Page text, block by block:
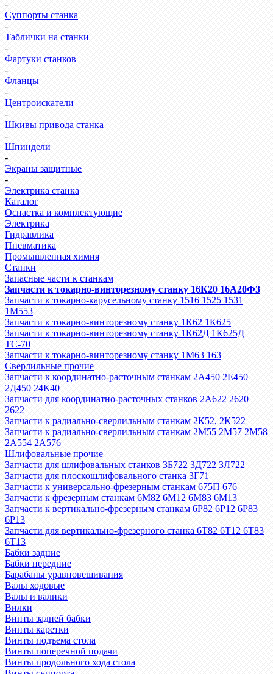
-
Суппорты станка
-
Таблички на станки
-
Фартуки станков
-
Фланцы
-
Центроискатели
-
Шкивы привода станка
-
Шпиндели
-
Экраны защитные
-
Электрика станка
Каталог
Оснастка и комплектующие
Электрика
Гидравлика
Пневматика
Промышленная химия
Станки
Запасные части к станкам
Запчасти к токарно-винторезному станку 16К20 16А20Ф3
Запчасти к токарно-карусельному станку 1516 1525 1531
1М553
Запчасти к токарно-винторезному станку 1К62 1К625
Запчасти к токарно-винторезному станку 1К62Д 1К625Д
ТС-70
Запчасти к токарно-винторезному станку 1М63 163
Сверлильные прочие
Запчасти к координатно-расточным станкам 2А450 2Е450
2Д450 24К40
Запчасти для координатно-расточных станков 2А622 2620
2622
Запчасти к радиально-сверлильным станкам 2К52, 2К522
Запчасти к радиально-сверлильным станкам 2М55 2М57 2М58
2А554 2А576
Шлифовальные прочие
Запчасти для шлифовальных станков 3Б722 3Д722 3Л722
Запчасти для плоскошлифовального станка 3Г71
Запчасти к универсально-фрезерным станкам 675П 676
Запчасти к фрезерным станкам 6М82 6М12 6М83 6М13
Запчасти к вертикально-фрезерным станкам 6Р82 6Р12 6Р83
6Р13
Запчасти для вертикально-фрезерного станка 6Т82 6Т12 6Т83
6Т13
Бабки задние
Бабки передние
Барабаны уравновешивания
Валы ходовые
Валы и валики
Вилки
Винты задней бабки
Винты каретки
Винты подъема стола
Винты поперечной подачи
Винты продольного хода стола